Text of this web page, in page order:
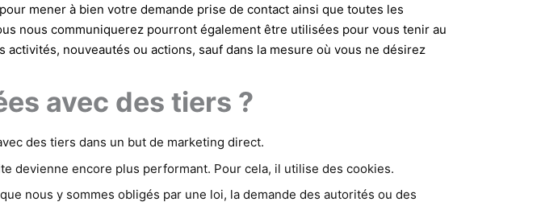
mener à bien votre demande prise de contact ainsi que toutes les
nous communiquerez pourront également être utilisées pour vous tenir au
nouveautés ou actions, sauf dans la mesure où vous ne désirez
avec des tiers ?
des tiers dans un but de marketing direct.
devienne encore plus performant. Pour cela, il utilise des cookies.
nous y sommes obligés par une loi, la demande des autorités ou des